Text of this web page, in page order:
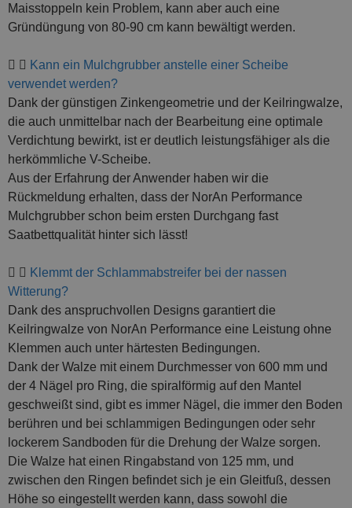
Maisstoppeln kein Problem, kann aber auch eine
Gründüngung von 80-90 cm kann bewältigt werden.
Kann ein Mulchgrubber anstelle einer Scheibe
verwendet werden?
Dank der günstigen Zinkengeometrie und der Keilringwalze,
die auch unmittelbar nach der Bearbeitung eine optimale
Verdichtung bewirkt, ist er deutlich leistungsfähiger als die
herkömmliche V-Scheibe.
Aus der Erfahrung der Anwender haben wir die
Rückmeldung erhalten, dass der NorAn Performance
Mulchgrubber schon beim ersten Durchgang fast
Saatbettqualität hinter sich lässt!
Klemmt der Schlammabstreifer bei der nassen
Witterung?
Dank des anspruchvollen Designs garantiert die
Keilringwalze von NorAn Performance eine Leistung ohne
Klemmen auch unter härtesten Bedingungen.
Dank der Walze mit einem Durchmesser von 600 mm und
der 4 Nägel pro Ring, die spiralförmig auf den Mantel
geschweißt sind, gibt es immer Nägel, die immer den Boden
berühren und bei schlammigen Bedingungen oder sehr
lockerem Sandboden für die Drehung der Walze sorgen.
Die Walze hat einen Ringabstand von 125 mm, und
zwischen den Ringen befindet sich je ein Gleitfuß, dessen
Höhe so eingestellt werden kann, dass sowohl die